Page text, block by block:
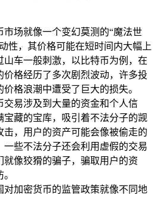
市场就像一个变幻莫测的“魔法世
性，其价格可能在短时间内大幅上
山车一般刺激，以比特币为例，在
价格经历了多次剧烈波动，许多投
格浪潮中遭受了巨大的损失。
交易涉及到大量的资金和个人信
宝藏的宝库，吸引着不法分子的觊
击，用户的资产可能会像被偷走的
一些不法分子还会利用虚假的交易
就像狡猾的骗子，骗取用户的资
对加密货币的监管政策就像不同地